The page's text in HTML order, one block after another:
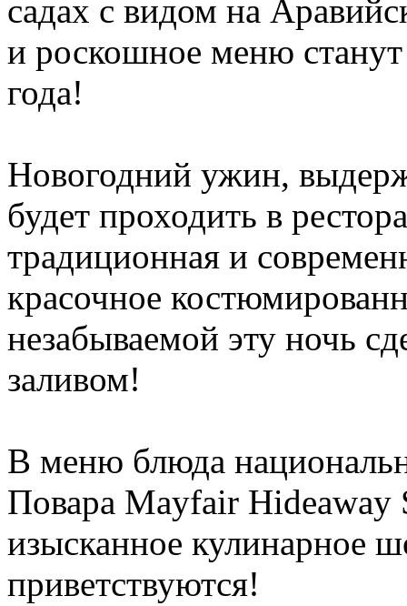
садах с видом на
и роскошное меню
года!
Новогодний ужин,
будет проходить в
традиционная и
красочное
незабываемой эту ночь
заливом!
В меню блюда
Повара Mayfair Hideaway
изысканное кулинарное
приветствуются!